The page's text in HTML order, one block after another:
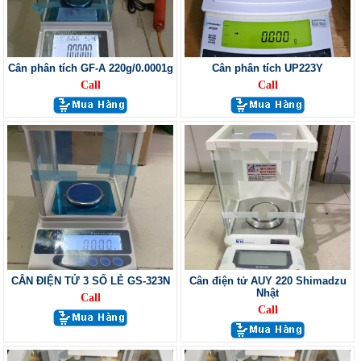
Cân phân tích GF-A 220g/0.0001g
Call
Cân phân tích UP223Y
Call
CÂN ĐIỆN TỬ 3 SỐ LẺ GS-323N
Call
Cân điện tử AUY 220 Shimadzu
Nhật
Call